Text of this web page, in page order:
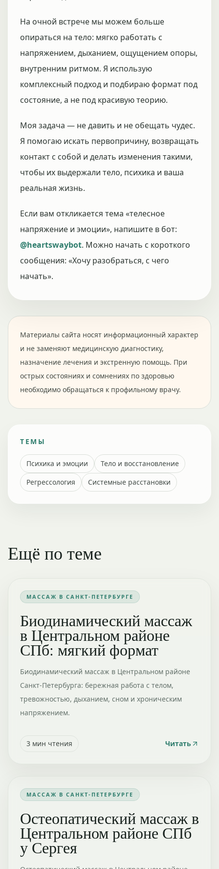
На очной встрече мы можем больше
опираться на тело: мягко работать с
напряжением, дыханием, ощущением опоры,
внутренним ритмом. Я использую
комплексный подход и подбираю формат под
состояние, а не под красивую теорию.
Моя задача — не давить и не обещать чудес.
Я помогаю искать первопричину, возвращать
контакт с собой и делать изменения такими,
чтобы их выдержали тело, психика и ваша
реальная жизнь.
Если вам откликается тема «телесное
напряжение и эмоции», напишите в бот:
@heartswaybot. Можно начать с короткого
сообщения: «Хочу разобраться, с чего
начать».
Материалы сайта носят информационный характер
и не заменяют медицинскую диагностику,
назначение лечения и экстренную помощь. При
острых состояниях и сомнениях по здоровью
необходимо обращаться к профильному врачу.
ТЕМЫ
Психика и эмоции
Тело и восстановление
Регрессология
Системные расстановки
Ещё по теме
МАССАЖ В САНКТ-ПЕТЕРБУРГЕ
Биодинамический массаж
в Центральном районе
СПб: мягкий формат
Биодинамический массаж в Центральном районе
Санкт-Петербурга: бережная работа с телом,
тревожностью, дыханием, сном и хроническим
напряжением.
3 мин чтения Читать
МАССАЖ В САНКТ-ПЕТЕРБУРГЕ
Остеопатический массаж в
Центральном районе СПб
у Сергея